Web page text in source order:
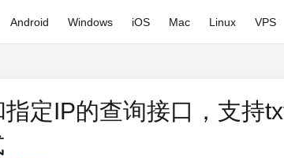
Android Windows iOS Mac Linux VPS
定IP的查询接口，支持